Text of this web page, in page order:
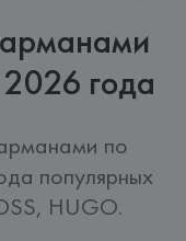
года
по
популярных
HUGO.